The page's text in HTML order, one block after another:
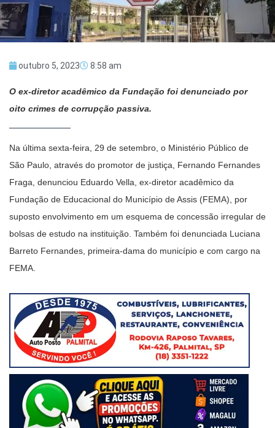
outubro 5, 2023 8:58 am
O ex-diretor acadêmico da Fundação foi denunciado por
oito crimes de corrupção passiva.
Na última sexta-feira, 29 de setembro, o Ministério Público de
São Paulo, através do promotor de justiça, Fernando Fernandes
Fraga, denunciou Eduardo Vella, ex-diretor acadêmico da
Fundação de Educacional do Município de Assis (FEMA), por
suposto envolvimento em um esquema de concessão irregular de
bolsas de estudo na instituição. Também foi denunciada Luciana
Barreto Fernandes, primeira-dama do município e com cargo na
FEMA.